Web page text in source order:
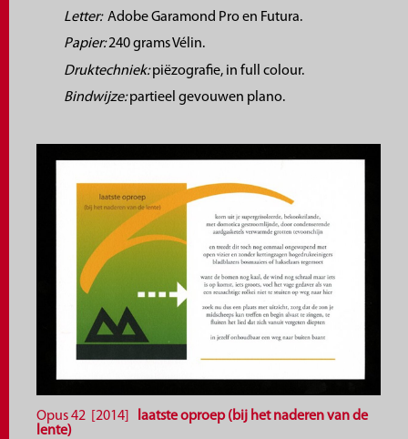
Letter:Adobe Garamond Pro en Futura.
Papier:240 grams Vélin.
Druktechniek:piëzografie, in full colour.
Bindwijze:partieel gevouwen plano.
Opus 42 [2014]
laatste oproep (bij het naderen van de
lente)